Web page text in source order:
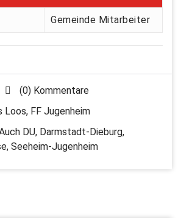
Gemeinde Mitarbeiter
(0) Kommentare
Loos, FF Jugenheim
DU, Darmstadt-Dieburg,
, Seeheim-Jugenheim